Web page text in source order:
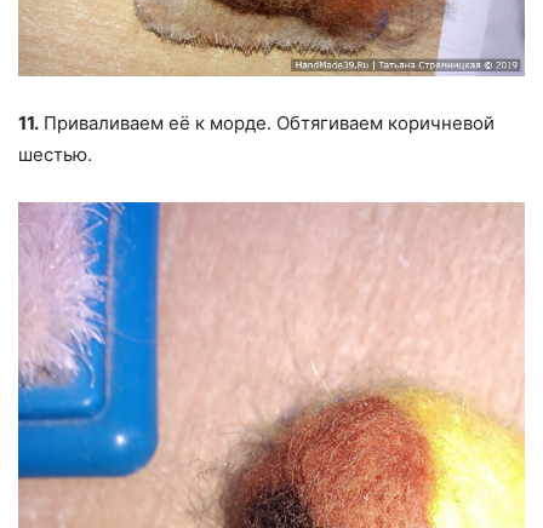
11. Приваливаем её к морде. Обтягиваем коричневой
шестью.